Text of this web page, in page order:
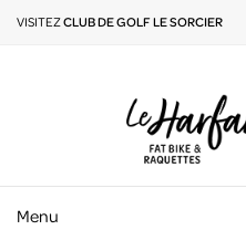
VISITEZCLUB DE GOLF LE SORCIER
Menu